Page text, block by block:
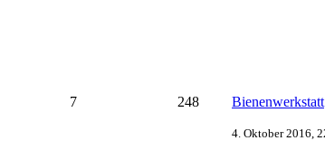
7 248 Bienenwerkstatt
4. Oktober 2016,